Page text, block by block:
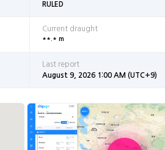
RULED
Current draught
**.* m
Last report
August 9, 2026 1:00 AM (UTC+9)